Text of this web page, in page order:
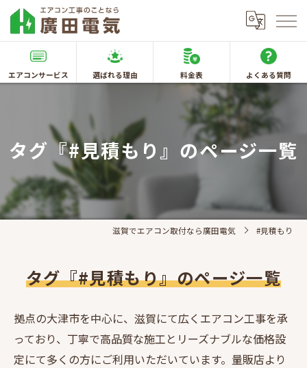
エアコンサービス 選ばれる理由 料金表 よくある質問
タグ『#見積もり』のページ一覧
滋賀でエアコン取付なら廣田電気 #見積もり
タグ『#見積もり』のページ一覧
拠点の大津市を中心に、滋賀にて広くエアコン工事を承
っており、丁寧で高品質な施工とリーズナブルな価格設
定にて多くの方にご利用いただいています。量販店より